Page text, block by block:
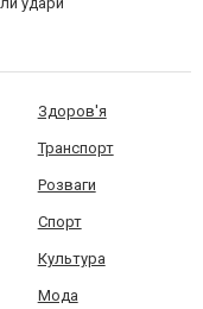
Здоров'я
Транспорт
Розваги
Спорт
Культура
Мода